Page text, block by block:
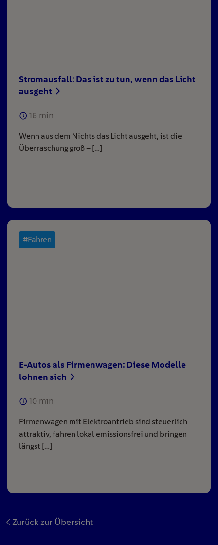
Stromausfall: Das ist zu tun, wenn das Licht
ausgeht
16 min
Wenn aus dem Nichts das Licht ausgeht, ist die
Überraschung groß – […]
#Fahren
E-Autos als Firmenwagen: Diese Modelle
lohnen sich
10 min
Firmenwagen mit Elektroantrieb sind steuerlich
attraktiv, fahren lokal emissionsfrei und bringen
längst […]
Zurück zur Übersicht